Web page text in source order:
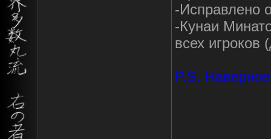
-Исправлено
-Кунаи
всех игроков
P.S.